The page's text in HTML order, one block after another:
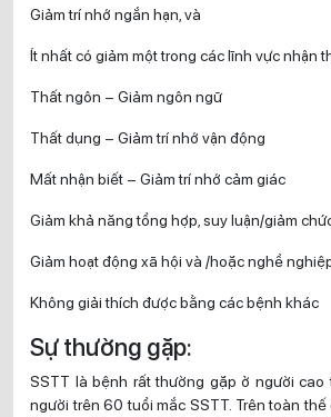
Giảm trí nhớ ngắn hạn, và
Ít nhất có giảm một trong các lĩnh vực nhận
Thất ngôn – Giảm ngôn ngữ
Thất dụng – Giảm trí nhớ vận động
Mất nhận biết – Giảm trí nhớ cảm giác
Giảm khả năng tổng hợp, suy luận/giảm
Giảm hoạt động xã hội và /hoặc nghề
Không giải thích được bằng các bệnh khác
Sự thường gặp:
SSTT là bệnh rất thường gặp ở người cao
người trên 60 tuổi mắc SSTT. Trên toàn